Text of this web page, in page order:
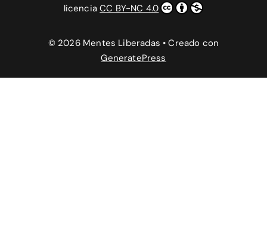
licenciaCC BY-NC 4.0
© 2026 Mentes Liberadas • Creado con
GeneratePress